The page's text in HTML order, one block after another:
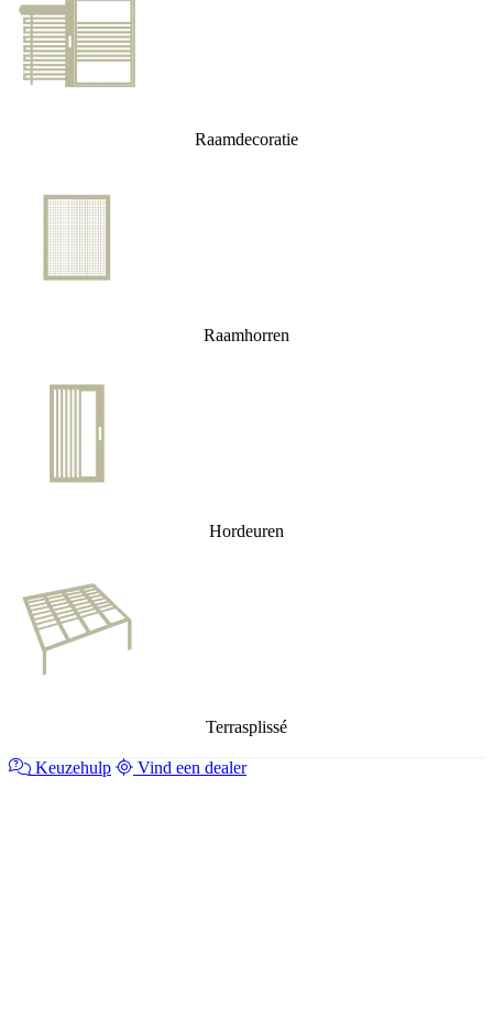
Raamdecoratie
Raamhorren
Hordeuren
Terrasplissé
Keuzehulp Vind een dealer